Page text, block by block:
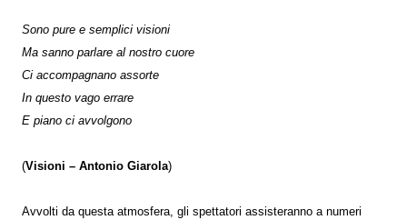
Sono pure e semplici visioni
Ma sanno parlare al nostro cuore
Ci accompagnano assorte
In questo vago errare
E piano ci avvolgono
(Visioni – Antonio Giarola)
Avvolti da questa atmosfera, gli spettatori assisteranno a numeri